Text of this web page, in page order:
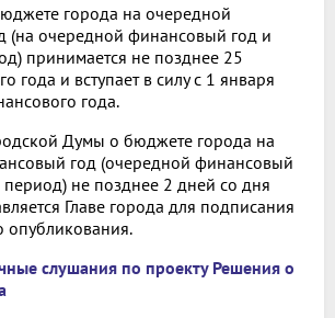
города на очередной
(на очередной финансовый год и
принимается не позднее 25
года и вступает в силу с 1 января
года.
Думы о бюджете города на
год (очередной финансовый
не позднее 2 дней со дня
Главе города для подписания
опубликования.
слушания по проекту Решения о